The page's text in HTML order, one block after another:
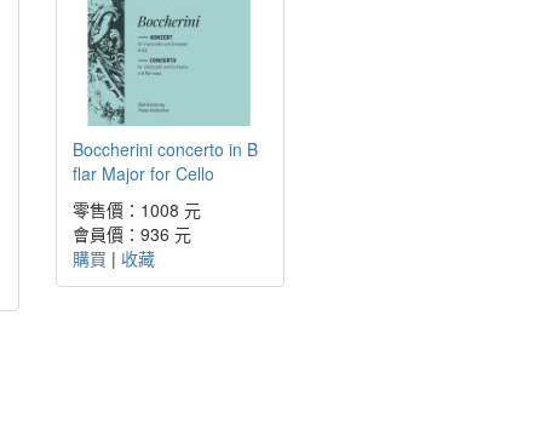
Boccherini concerto in B
flar Major for Cello
零售價：1008 元
會員價：936 元
購買 | 收藏